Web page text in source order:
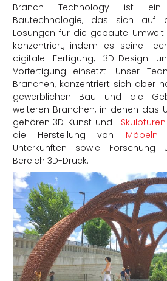
Branch Technology ist ein
Bautechnologie, das sich auf
Lösungen für die gebaute
konzentriert, indem es seine
digitale Fertigung, 3D-Design
Vorfertigung einsetzt. Unser
Branchen, konzentriert sich aber
gewerblichen Bau und die
weiteren Branchen, in denen das
gehören 3D-Kunst und –Skulpturen
die Herstellung von Möbeln
Unterkünften sowie Forschung
Bereich 3D-Druck.